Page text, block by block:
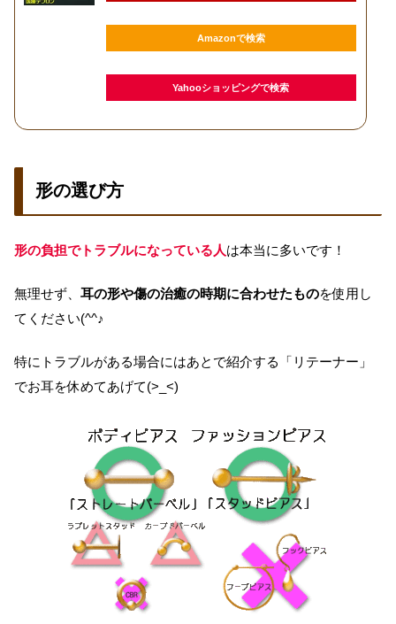
Amazonで検索
Yahooショッピングで検索
形の選び方
形の負担でトラブルになっている人は本当に多いです！
無理せず、 耳の形や傷の治癒の時期に合わせたものを使用し
てください(^^♪
特にトラブルがある場合にはあとで紹介する「リテーナー」
でお耳を休めてあげて(>_<)